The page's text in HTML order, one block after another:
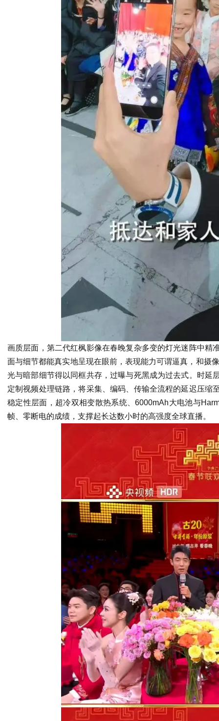
画质层面，第二代红枫影像在春晚复杂多变的灯光迷阵中精
面与细节都能真实地呈现在眼前，表现能力可谓逼真，和摄
光与暗部细节得以同框共存，过曝与死黑成为过去式。时延
定制视频处理链路，将采集、编码、传输全流程的延迟压
稳定性层面，超冷双相变散热系统、6000mAh大电池与
帧、零断电的成绩，支撑起长达数小时的高强度全球直播。